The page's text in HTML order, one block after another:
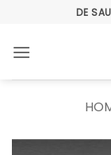
inhoud
DE